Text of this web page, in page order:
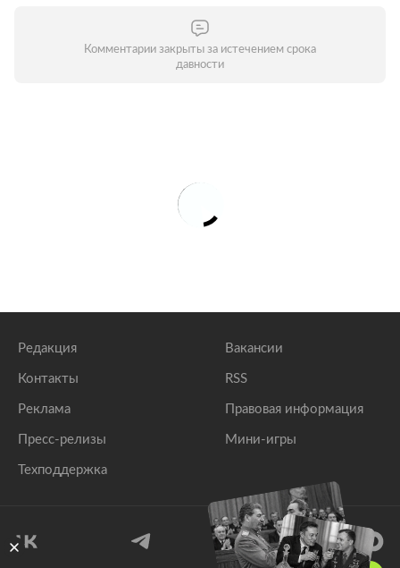
Комментарии закрыты за истечением срока
давности
Редакция
Контакты
Реклама
Пресс-релизы
Техподдержка
Вакансии
RSS
Правовая информация
Мини-игры